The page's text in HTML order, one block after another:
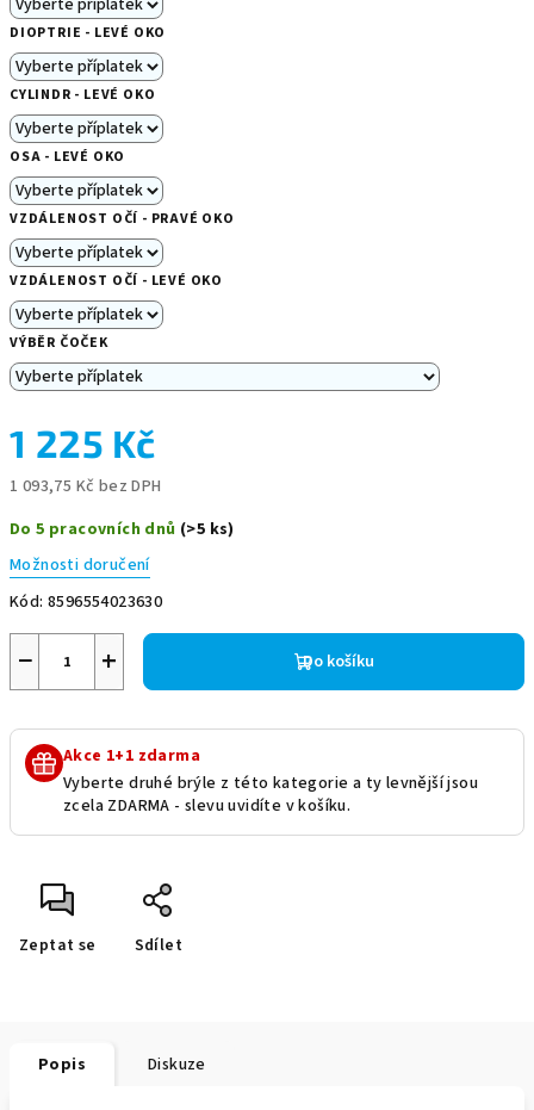
DIOPTRIE - LEVÉ OKO
CYLINDR - LEVÉ OKO
OSA - LEVÉ OKO
VZDÁLENOST OČÍ - PRAVÉ OKO
VZDÁLENOST OČÍ - LEVÉ OKO
VÝBĚR ČOČEK
1 225 Kč
1 093,75 Kč bez DPH
cena:
Do 5 pracovních dnů (>5 ks)
Možnosti doručení
Kód: 8596554023630
+
− Do košíku
Akce 1+1 zdarma
Vyberte druhé brýle z této kategorie a ty levnější jsou
zcela ZDARMA - slevu uvidíte v košíku.
Zeptat se Sdílet
Popis Diskuze